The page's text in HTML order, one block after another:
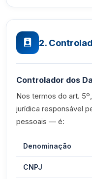
2.
Controlador dos
Nos termos do art.
jurídica responsável
pessoais — é:
Denominação
CNPJ